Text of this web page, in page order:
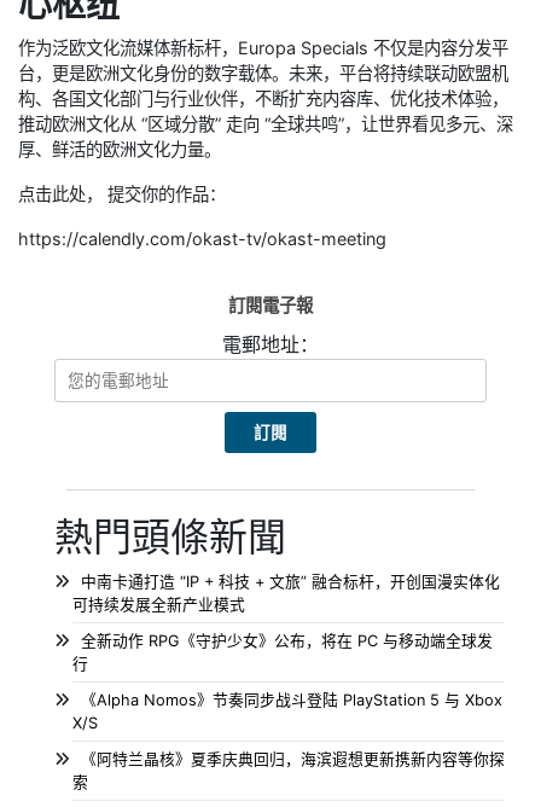
作为泛欧文化流媒体新标杆，Europa Specials 不仅是内容分发平
台，更是欧洲文化身份的数字载体。未来，平台将持续联动欧盟机
构、各国文化部门与行业伙伴，不断扩充内容库、优化技术体验，
推动欧洲文化从 “区域分散” 走向 “全球共鸣”，让世界看见多元、深
厚、鲜活的欧洲文化力量。
点击此处， 提交你的作品：
https://calendly.com/okast-tv/okast-meeting
訂閱電子報
電郵地址：
熱門頭條新聞
中南卡通打造 “IP + 科技 + 文旅” 融合标杆，开创国漫实体化
可持续发展全新产业模式
全新动作 RPG《守护少女》公布，将在 PC 与移动端全球发
行
《Alpha Nomos》节奏同步战斗登陆 PlayStation 5 与 Xbox
X/S
《阿特兰晶核》夏季庆典回归，海滨遐想更新携新内容等你探
索